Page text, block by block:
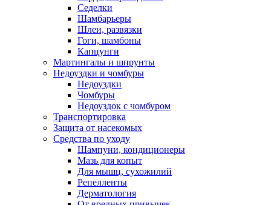
Седелки
Шамбарьеры
Шлеи, развязки
Гоги, шамбоны
Капцунги
Мартингалы и шпрунты
Недоуздки и чомбуры
Недоуздки
Чомбуры
Недоуздок с чомбуром
Транспортировка
Защита от насекомых
Средства по уходу
Шампуни, кондиционеры
Мазь для копыт
Для мышц, сухожилий
Репелленты
Дерматология